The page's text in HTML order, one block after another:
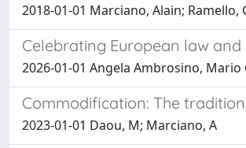
2018-01-01 Marciano, Alain; Ramello,
Celebrating European law
2026-01-01 Angela Ambrosino,
Commodification: The
2023-01-01 Daou, M; Marciano, A